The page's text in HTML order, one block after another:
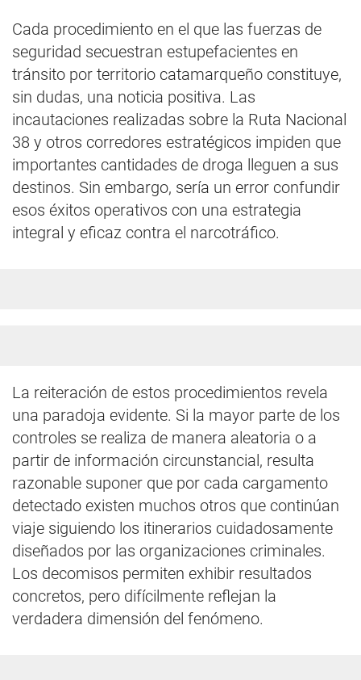
Cada procedimiento en el que las fuerzas de
seguridad secuestran estupefacientes en
tránsito por territorio catamarqueño constituye,
sin dudas, una noticia positiva. Las
incautaciones realizadas sobre la Ruta Nacional
38 y otros corredores estratégicos impiden que
importantes cantidades de droga lleguen a sus
destinos. Sin embargo, sería un error confundir
esos éxitos operativos con una estrategia
integral y eficaz contra el narcotráfico.
La reiteración de estos procedimientos revela
una paradoja evidente. Si la mayor parte de los
controles se realiza de manera aleatoria o a
partir de información circunstancial, resulta
razonable suponer que por cada cargamento
detectado existen muchos otros que continúan
viaje siguiendo los itinerarios cuidadosamente
diseñados por las organizaciones criminales.
Los decomisos permiten exhibir resultados
concretos, pero difícilmente reflejan la
verdadera dimensión del fenómeno.